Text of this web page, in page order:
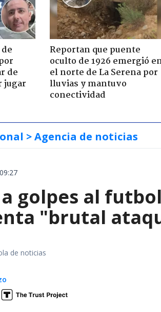
de
jugar
Reportan que puente
oculto de 1926 emergió
el norte de La Serena por
lluvias y mantuvo
conectividad
> Agencia de noticias
golpes al
"brutal
de noticias